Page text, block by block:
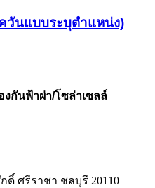
วันแบบระบุตำแหน่ง)
กันฟ้าผ่า/โซล่าเซลล์
กดิ์ ศรีราชา ชลบุรี 20110